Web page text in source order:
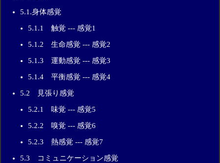
5.1.身体感覚
5.1.1 触覚 --- 感覚1
5.1.2 生命感覚 --- 感覚2
5.1.3 運動感覚 --- 感覚3
5.1.4 平衡感覚 --- 感覚4
5.2 見張り感覚
5.2.1 味覚 --- 感覚5
5.2.2 嗅覚 --- 感覚6
5.2.3 熱感覚 --- 感覚7
5.3 コミュニケーション感覚